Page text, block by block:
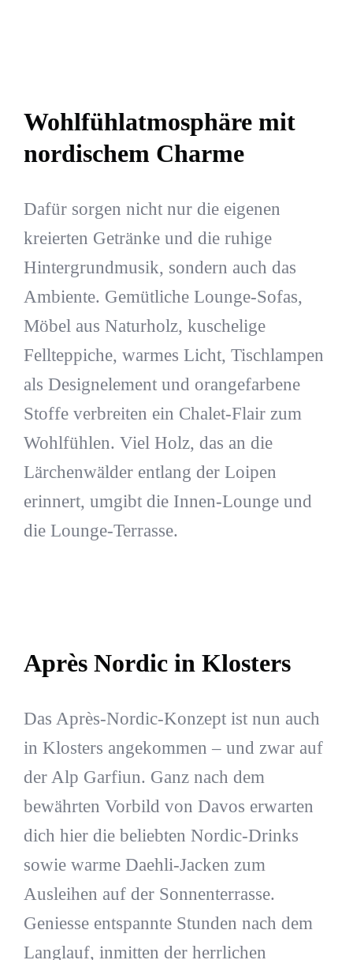
Wohlfühlatmosphäre mit
nordischem Charme
Dafür sorgen nicht nur die eigenen
kreierten Getränke und die ruhige
Hintergrundmusik, sondern auch das
Ambiente. Gemütliche Lounge-Sofas,
Möbel aus Naturholz, kuschelige
Fellteppiche, warmes Licht, Tischlampen
als Designelement und orangefarbene
Stoffe verbreiten ein Chalet-Flair zum
Wohlfühlen. Viel Holz, das an die
Lärchenwälder entlang der Loipen
erinnert, umgibt die Innen-Lounge und
die Lounge-Terrasse.
Après Nordic in Klosters
Das Après-Nordic-Konzept ist nun auch
in Klosters angekommen – und zwar auf
der Alp Garfiun. Ganz nach dem
bewährten Vorbild von Davos erwarten
dich hier die beliebten Nordic-Drinks
sowie warme Daehli-Jacken zum
Ausleihen auf der Sonnenterrasse.
Geniesse entspannte Stunden nach dem
Langlauf, inmitten der herrlichen